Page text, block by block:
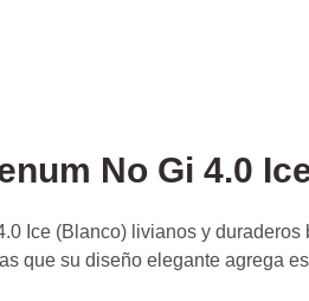
No Gi 4.0
Ice (Blanco) livianos y
que su diseño elegante agrega